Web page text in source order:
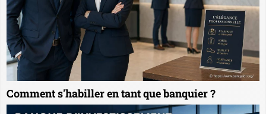
Comment s'habiller en tant que banquier ?